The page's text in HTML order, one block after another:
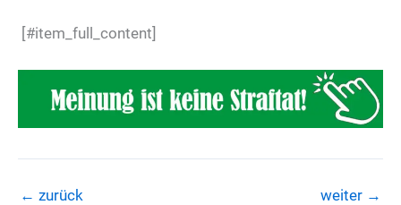
[#item_full_content]
← zurück weiter →